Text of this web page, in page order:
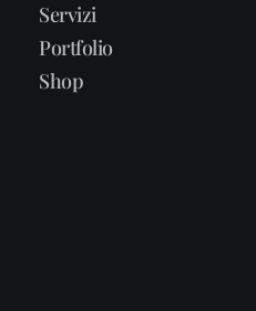
Servizi
Portfolio
Shop